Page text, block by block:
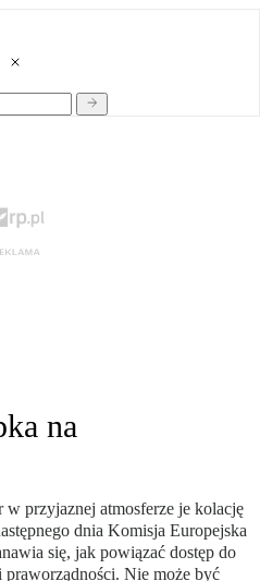
na
w przyjaznej atmosferze je kolację
dnia Komisja Europejska
się, jak powiązać dostęp do
Nie może być